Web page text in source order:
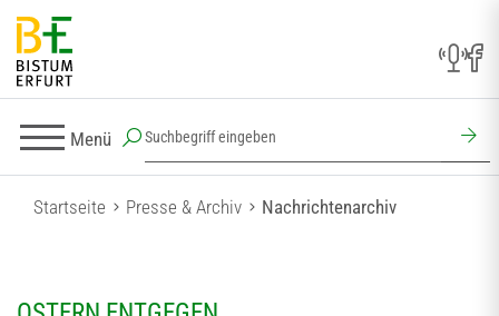
Menü
Startseite Presse & Archiv Nachrichtenarchiv